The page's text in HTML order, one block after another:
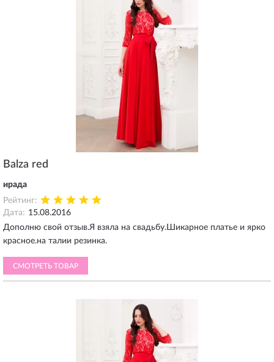
Balza red
ирада
Рейтинг:
Дата: 15.08.2016
Дополню свой отзыв.Я взяла на свадьбу.Шикарное платье и ярко
красное.на талии резинка.
СМОТРЕТЬ ТОВАР